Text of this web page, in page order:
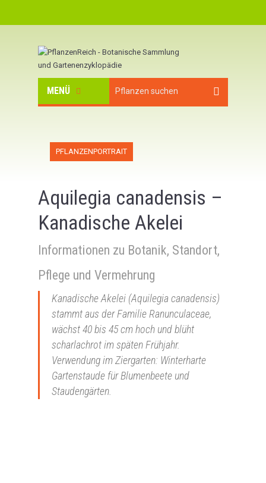
MENÜ
PFLANZENPORTRAIT
Aquilegia canadensis –
Kanadische Akelei
Informationen zu Botanik, Standort,
Pflege und Vermehrung
Kanadische Akelei (Aquilegia canadensis)
stammt aus der Familie Ranunculaceae,
wächst 40 bis 45 cm hoch und blüht
scharlachrot im späten Frühjahr.
Verwendung im Ziergarten: Winterharte
Gartenstaude für Blumenbeete und
Staudengärten.